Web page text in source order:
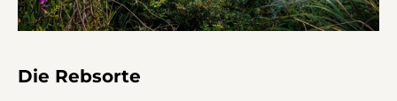
Die Rebsorte